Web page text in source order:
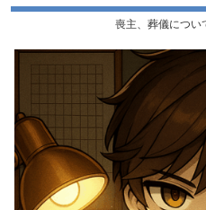
喪主、葬儀につい